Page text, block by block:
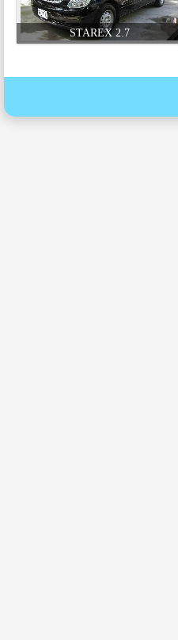
STAREX 2.7